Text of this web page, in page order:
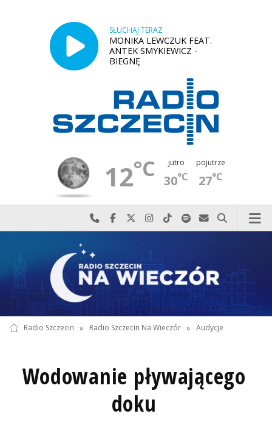
SŁUCHAJ TERAZ
MONIKA LEWCZUK FEAT.
ANTEK SMYKIEWICZ -
BIEGNĘ
12°C jutro
30°C
pojutrze
27°C
Najlepiej po prostu do nas zadzwoń
Odwiedź nas na Facebook-u
Odwiedź nas na X
Odwiedź nas na Instagram-ie
Odwiedź nas na TikTok-u
Szukaj nas na Spotify
Wyślij do nas
Szukaj
Radio Szczecin » Radio Szczecin Na Wieczór » Audycje
Wodowanie pływającego
doku